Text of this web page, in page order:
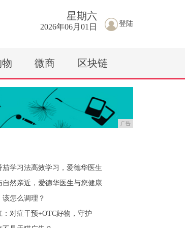
登陆
星期六
2026年06月01日
物 微商 区块链
广告
茄学习法高效学习，爱德华医生
自然亲近，爱德华医生与您健康
怎么调理？
：对症干预+OTC好物，守护